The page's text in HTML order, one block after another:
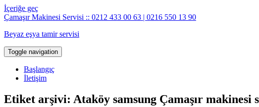
İçeriğe geç
Çamaşır Makinesi Servisi :: 0212 433 00 63 | 0216 550 13 90
Beyaz eşya tamir servisi
Toggle navigation
Başlangıç
İletişim
Etiket arşivi: Ataköy samsung Çamaşır makinesi